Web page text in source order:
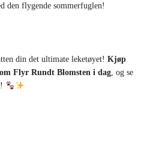
den flygende sommerfuglen!
din det ultimate leketøyet! Kjøp
Flyr Rundt Blomsten i dag, og se